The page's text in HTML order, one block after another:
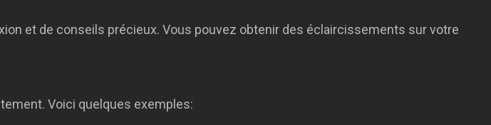
et de conseils précieux. Vous pouvez obtenir des éclaircissements sur votre
Voici quelques exemples: